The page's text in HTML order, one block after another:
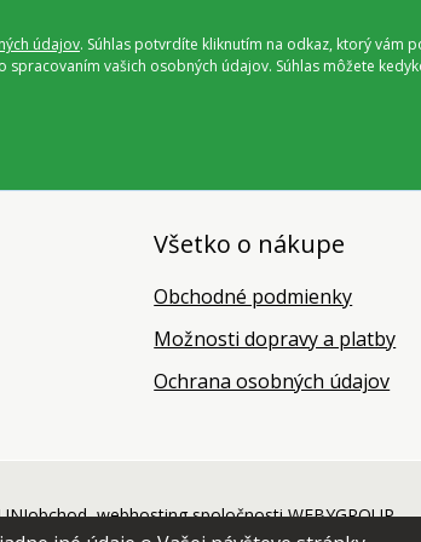
údajov. Súhlas potvrdíte kliknutím na odkaz, ktorý vám
vašich osobných údajov. Súhlas môžete
Všetko o nákupe
Obchodné podmienky
Možnosti dopravy a platby
Ochrana osobných údajov
,webhostingspoločnostiWEBYGROUP